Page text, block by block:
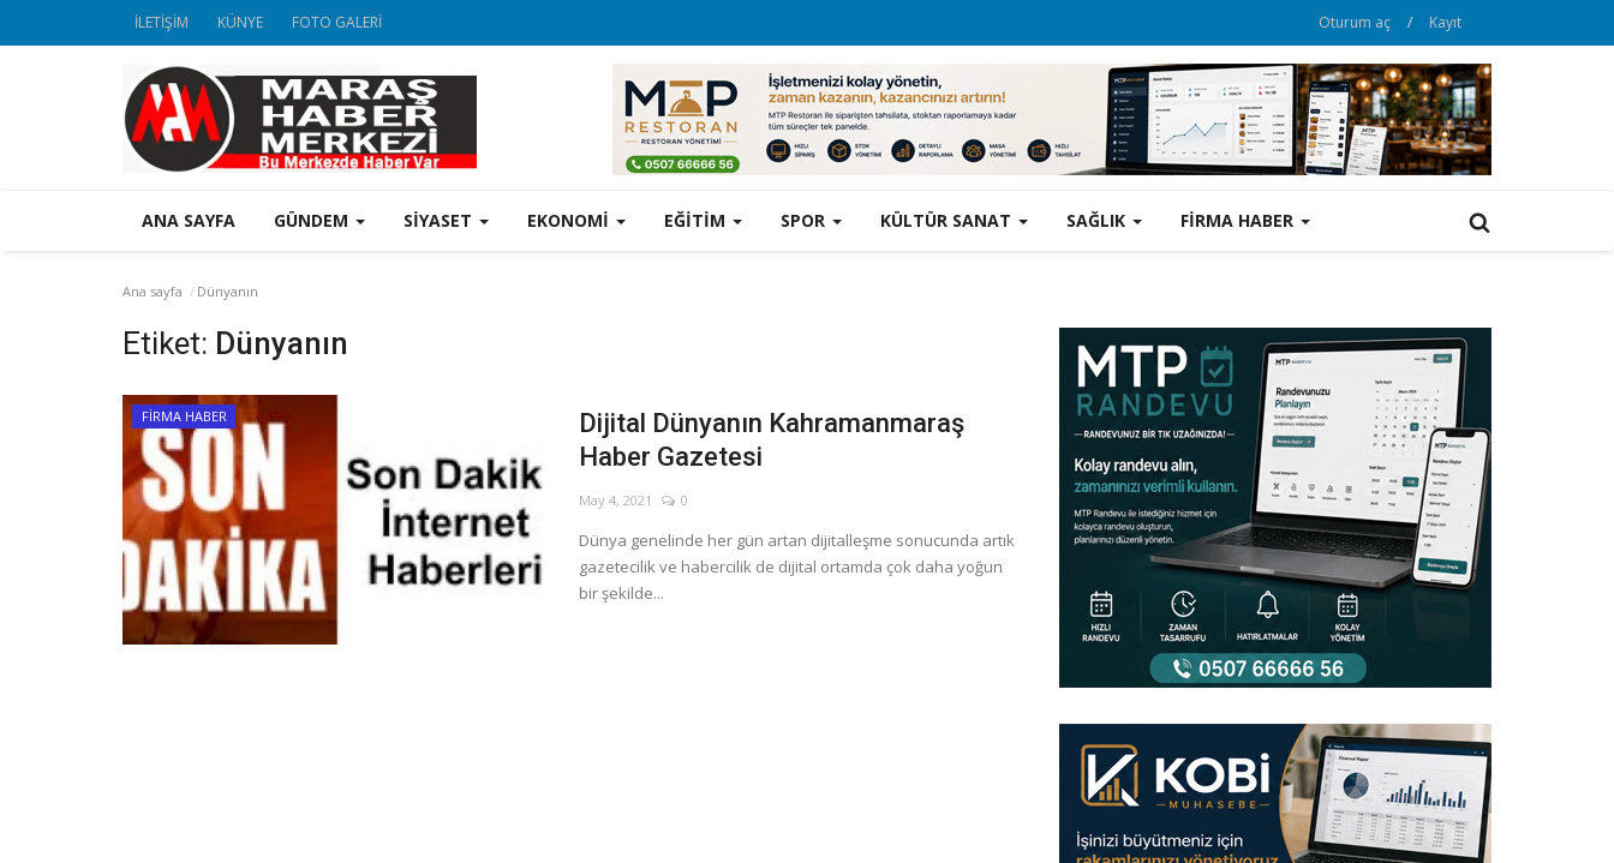
İLETİŞİM KÜNYE FOTO GALERİ Oturum aç / Kayıt
ANA SAYFA GÜNDEM SİYASET EKONOMİ EĞİTİM SPOR KÜLTÜR SANAT SAĞLIK FİRMA HABER
Ana sayfa Dünyanın
Etiket: Dünyanın
FİRMA HABER
Dijital Dünyanın Kahramanmaraş
Haber Gazetesi
May 4, 2021 0
Dünya genelinde her gün artan dijitalleşme sonucunda artık
gazetecilik ve habercilik de dijital ortamda çok daha yoğun
bir şekilde...